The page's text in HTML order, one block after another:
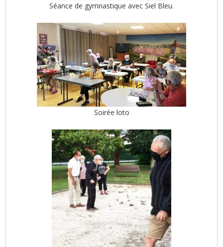
Séance de gymnastique avec Siel Bleu.
Soirée loto